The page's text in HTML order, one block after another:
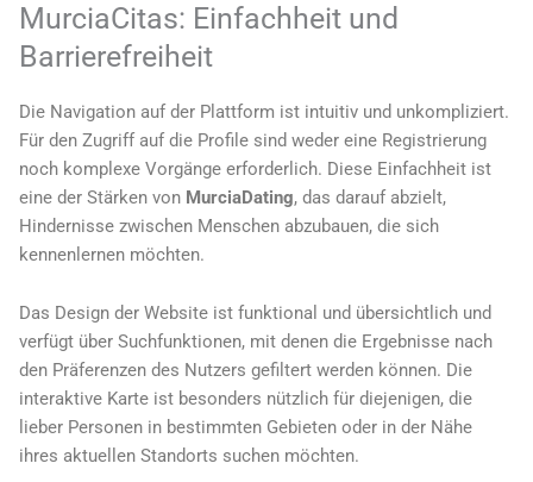
MurciaCitas: Einfachheit und
Barrierefreiheit
Die Navigation auf der Plattform ist intuitiv und unkompliziert.
Für den Zugriff auf die Profile sind weder eine Registrierung
noch komplexe Vorgänge erforderlich. Diese Einfachheit ist
eine der Stärken von MurciaDating, das darauf abzielt,
Hindernisse zwischen Menschen abzubauen, die sich
kennenlernen möchten.
Das Design der Website ist funktional und übersichtlich und
verfügt über Suchfunktionen, mit denen die Ergebnisse nach
den Präferenzen des Nutzers gefiltert werden können. Die
interaktive Karte ist besonders nützlich für diejenigen, die
lieber Personen in bestimmten Gebieten oder in der Nähe
ihres aktuellen Standorts suchen möchten.